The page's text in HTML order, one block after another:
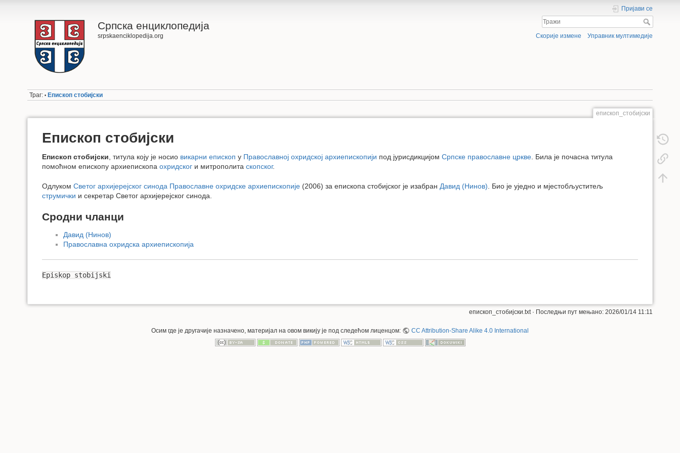
Српска енциклопедија
srpskaenciklopedija.org
Пријави се
Скорије измене Управник мултимедије
Траг: • Епископ стобијски
епископ_стобијски
Епископ стобијски
Епископ стобијски, титула коју је носио викарни епископ у Православној охридској архиепископији под јурисдикцијом Српске православне цркве. Била је почасна титула
помоћном епископу архиепископа охридског и митрополита скопског.
Одлуком Светог архијерејског синода Православне охридске архиепископије (2006) за епископа стобијског је изабран Давид (Нинов) . Био је уједно и мјестобљуститељ
струмички и секретар Светог архијерејског синода.
Сродни чланци
Давид (Нинов)
Православна охридска архиепископија
Episkop stobijski
епископ_стобијски.txt· Последњи пут мењано: 2026/01/14 11:11
Осим где је другачије назначено, материјал на овом викију је под следећом лиценцом: CC Attribution-Share Alike 4.0 International